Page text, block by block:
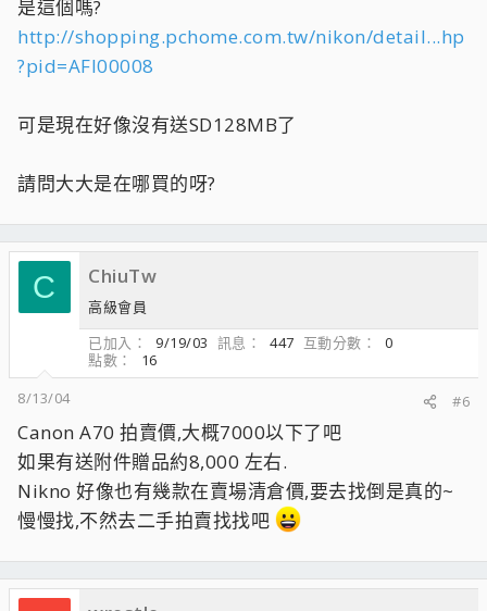
是這個嗎?
http://shopping.pchome.com.tw/nikon/detail...hp
?pid=AFI00008
可是現在好像沒有送SD128MB了
請問大大是在哪買的呀?
C ChiuTw
高級會員
已加入
9/19/03 訊息 447 互動分數
0
點數
16
8/13/04
#6
Canon A70 拍賣價,大概7000以下了吧
如果有送附件贈品約8,000 左右.
Nikno 好像也有幾款在賣場清倉價,要去找倒是真的~
慢慢找,不然去二手拍賣找找吧